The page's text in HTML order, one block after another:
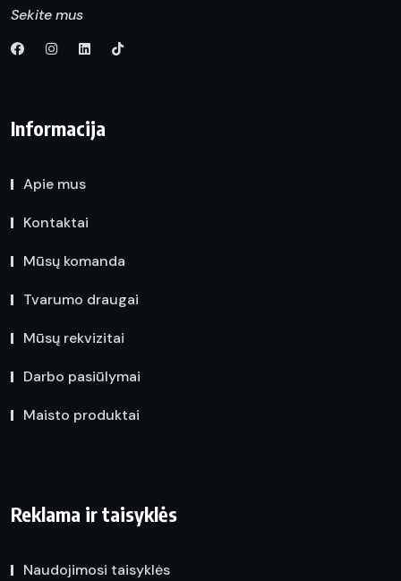
Sekite mus
Informacija
Apie mus
Kontaktai
Mūsų komanda
Tvarumo draugai
Mūsų rekvizitai
Darbo pasiūlymai
Maisto produktai
Reklama ir taisyklės
Naudojimosi taisyklės